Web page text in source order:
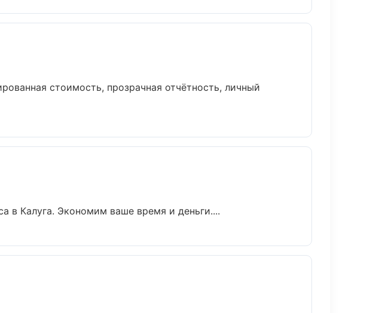
стоимость, прозрачная отчётность, личный
в Калуга. Экономим ваше время и деньги....